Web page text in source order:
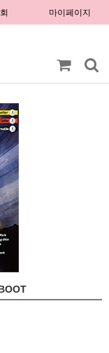
마이페이지